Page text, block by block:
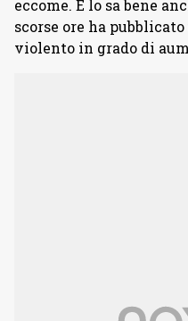
eccome. E lo sa bene
scorse ore ha
violento in grado di